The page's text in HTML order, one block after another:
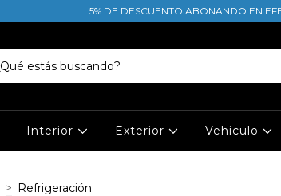
5% DE DESCUENTO ABONANDO EN
Interior Exterior Vehiculo
> Refrigeración